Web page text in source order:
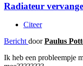
Radiateur
Citeer
Bericht doorPaulus
Ik heb een probleempje